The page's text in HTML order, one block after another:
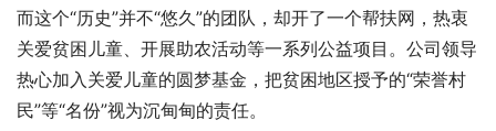
而这个“历史”并不“悠久”的团队，却开了一个帮扶网，热衷
关爱贫困儿童、开展助农活动等一系列公益项目。公司领导
热心加入关爱儿童的圆梦基金，把贫困地区授予的“荣誉村
民”等“名份”视为沉甸甸的责任。